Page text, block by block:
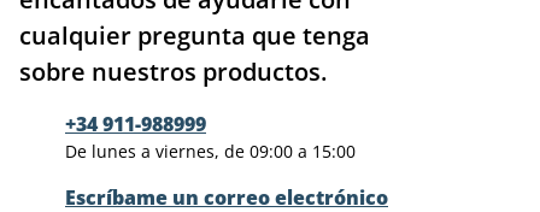
cualquier pregunta que tenga
sobre nuestros productos.
+34 911-988999
De lunes a viernes, de 09:00 a 15:00
Escríbame un correo electrónico